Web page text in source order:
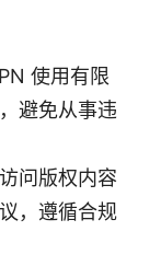
使用有限
避免从事违
问版权内容
，遵循合规